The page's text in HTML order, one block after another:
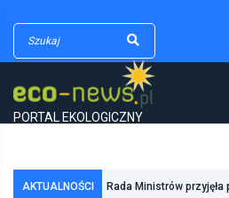
PORTAL EKOLOGICZNY
AKTUALNOŚCI Rada Ministrów